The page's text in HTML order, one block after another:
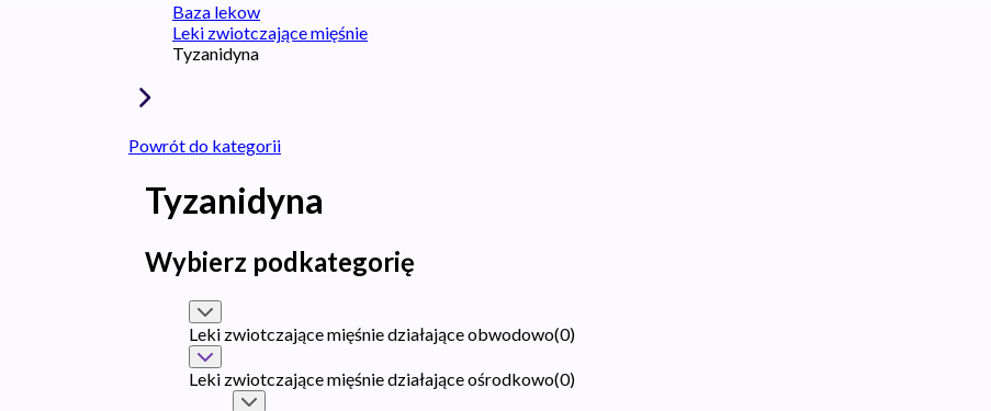
Baza lekow
Leki zwiotczające mięśnie
Tyzanidyna
Powrót do kategorii
Tyzanidyna
Wybierz podkategorię
Leki zwiotczające mięśnie działające obwodowo(0)
Leki zwiotczające mięśnie działające ośrodkowo(0)